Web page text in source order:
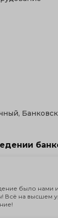
было нами
Всё на высшем